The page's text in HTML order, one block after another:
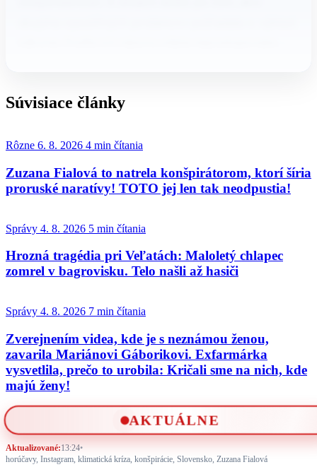
Súvisiace články
Rôzne 6. 8. 2026 4 min čítania
Zuzana Fialová to natrela konšpirátorom, ktorí šíria
proruské naratívy! TOTO jej len tak neodpustia!
Správy 4. 8. 2026 5 min čítania
Hrozná tragédia pri Veľatách: Maloletý chlapec
zomrel v bagrovisku. Telo našli až hasiči
Správy 4. 8. 2026 7 min čítania
Zverejnením videa, kde je s neznámou ženou,
zavarila Mariánovi Gáborikovi. Exfarmárka
vysvetlila, prečo to urobila: Kričali sme na nich, kde
majú ženy!
AKTUÁLNE
Aktualizované:13:24•
horúčavy, Instagram, klimatická kríza, konšpirácie, Slovensko, Zuzana Fialová